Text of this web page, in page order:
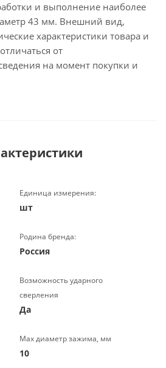
и выполнение наиболее
43 мм. Внешний вид,
характеристики товара и
от
на момент покупки и
Единица измерения:
шт
Родина бренда:
Россия
Возможность ударного
сверления
Да
Max диаметр зажима, мм
10